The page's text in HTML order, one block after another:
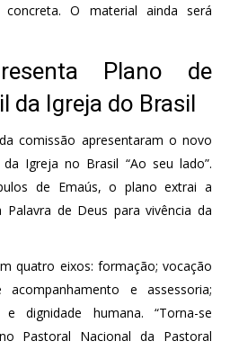
O material ainda será
Plano de
da Igreja do Brasil
comissão apresentaram o novo
Igreja no Brasil “Ao seu lado”.
de Emaús, o plano extrai a
de Deus para vivência da
quatro eixos: formação; vocação
e assessoria;
dignidade humana. “Torna-se
Pastoral Nacional da Pastoral